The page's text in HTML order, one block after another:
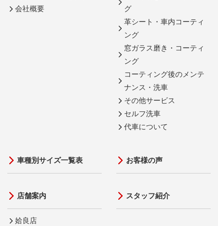
会社概要
グ
革シート・車内コーティ
ング
窓ガラス磨き・コーティ
ング
コーティング後のメンテ
ナンス・洗車
その他サービス
セルフ洗車
代車について
車種別サイズ一覧表
店舗案内
姶良店
お客様の声
スタッフ紹介